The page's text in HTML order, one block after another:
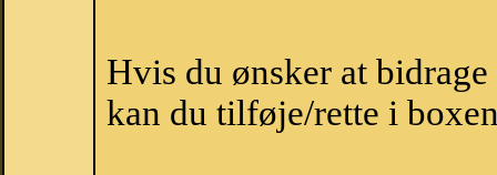
Hvis du ønsker at
kan du tilføje/rette i